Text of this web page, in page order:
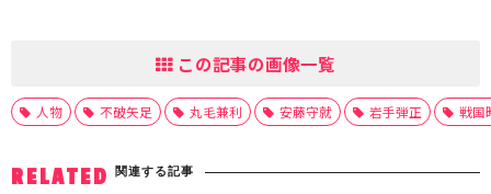
この記事の画像一覧
人物 不破矢足 丸毛兼利 安藤守就 岩手弾正 戦国
RELATED 関連する記事